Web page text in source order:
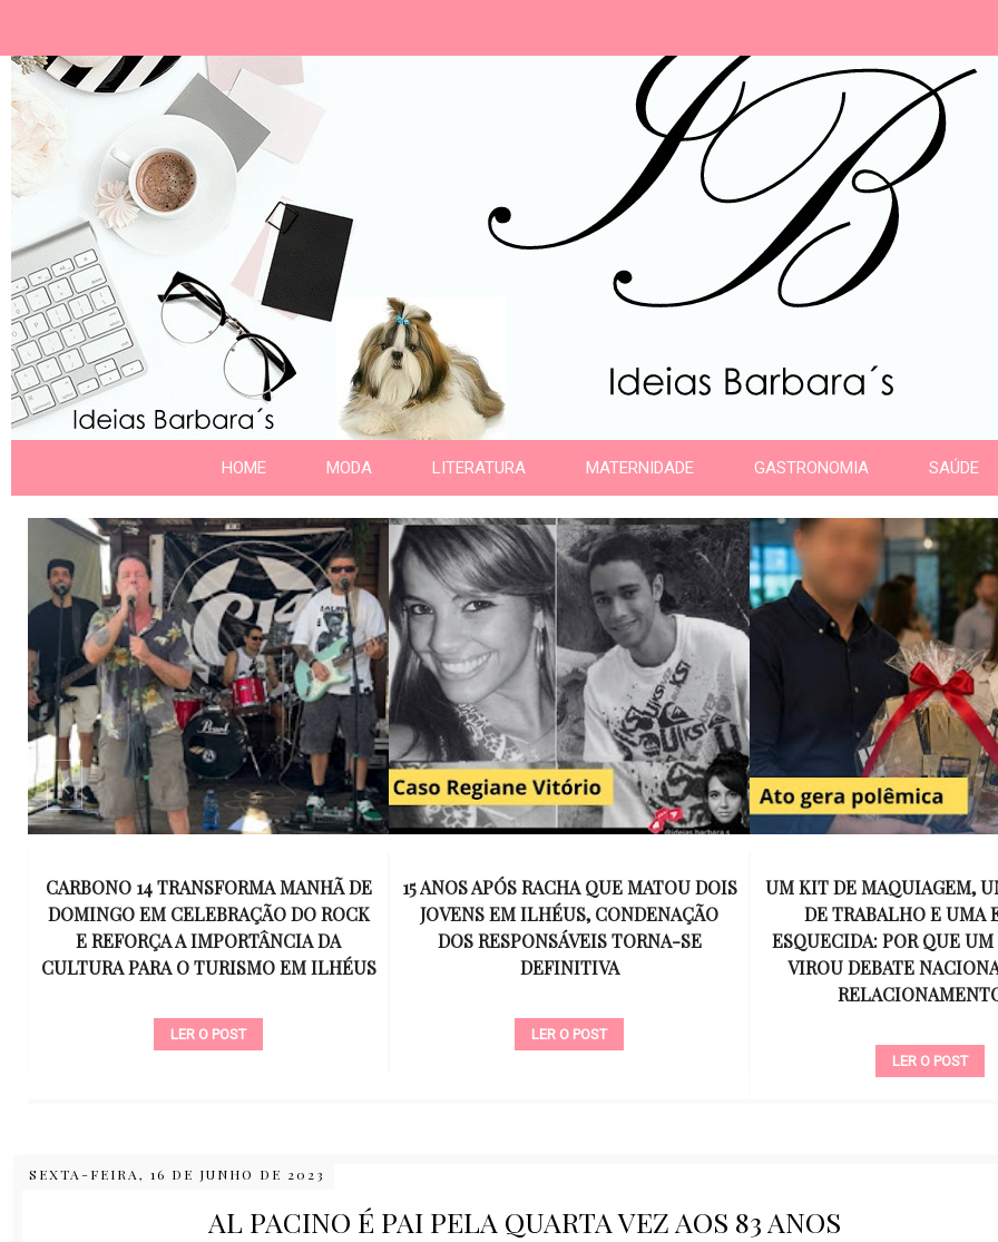
HOME MODA LITERATURA MATERNIDADE GASTRONOMIA SAÚDE
15 ANOS APÓS RACHA QUE MATOU DOIS
JOVENS EM ILHÉUS, CONDENAÇÃO
DOS RESPONSÁVEIS TORNA-SE
DEFINITIVA
LER O POST
UM KIT DE MAQUIAGEM, UMA COLEGA
DE TRABALHO E UMA ESPOSA
ESQUECIDA: POR QUE UM PRESENTE
VIROU DEBATE NACIONAL SOBRE
APÓS O SUCESSO DE
ENCONTRAR, NETFLIX
DE MYRON BOLITAR, O
MAIS ICÔNICO DE
SEXTA-FEIRA, 16 DE JUNHO DE 2023
AL PACINO É PAI PELA QUARTA VEZ AOS 83 ANOS